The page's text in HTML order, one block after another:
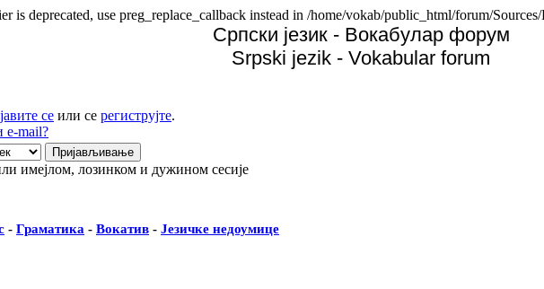
is deprecated, use preg_replace_callback instead in /home/vokab/public_html/forum/
Српски језик - Вокабулар форум
Srpski jezik - Vokabular forum
се или се региструјте.
e-mail?
имејлом, лозинком и дужином сесије
- Граматика - Вокатив - Језичке недоумице